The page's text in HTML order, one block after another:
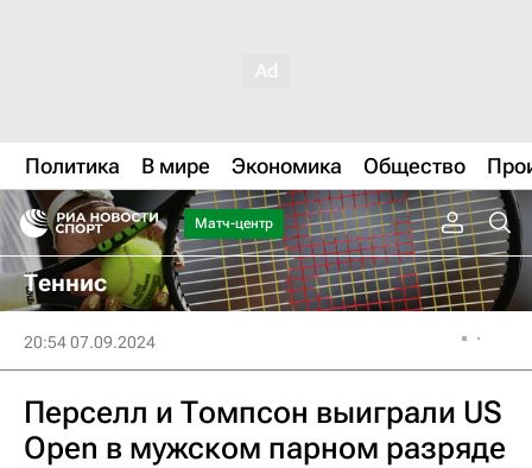
Политика В мире Экономика Общество
Матч-центр
Теннис
20:54 07.09.2024
Перселл и Томпсон выиграли US
Open в мужском парном разряде